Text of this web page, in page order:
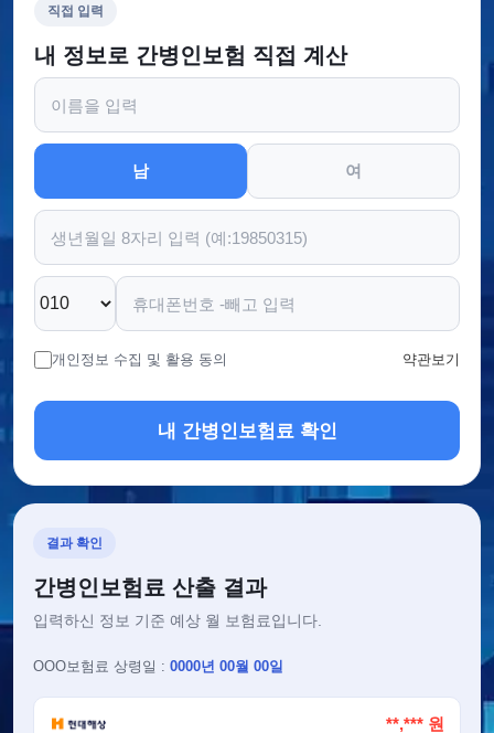
직접 입력
내 정보로 간병인보험 직접 계산
남 여
개인정보 수집 및 활용 동의 약관보기
내 간병인보험료 확인
결과 확인
간병인보험료 산출 결과
입력하신 정보 기준 예상 월 보험료입니다.
OOO보험료 상령일 : 0000년 00월 00일
**,*** 원